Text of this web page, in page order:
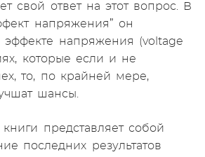
свой ответ на этот вопрос. В
напряжения” он
эффекте напряжения (voltage
которые если и не
то, по крайней мере,
шансы.
книги представляет собой
последних результатов